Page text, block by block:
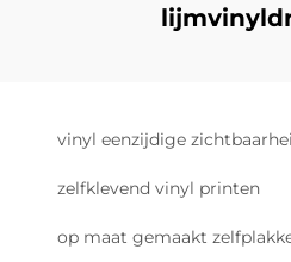
vinyl eenzijdige
zelfklevend vinyl printen
op maat gemaakt